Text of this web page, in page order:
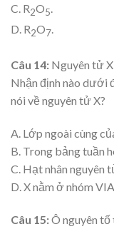
C. R2O5.
D. R2O7.
Câu 14: Nguyên tử
Nhận định nào dưới
nói về nguyên tử X?
A. Lớp ngoài cùng
B. Trong bảng tuần
C. Hạt nhân nguyên
D. X nằm ở nhóm
Câu 15:Ô nguyên tố